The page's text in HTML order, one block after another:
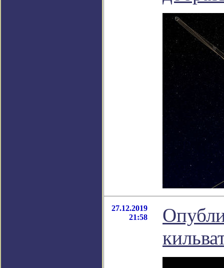
27.12.2019
21:58